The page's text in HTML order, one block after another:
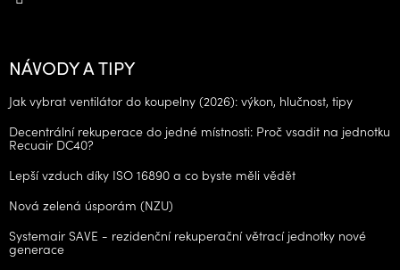
NÁVODY A TIPY
Jak vybrat ventilátor do koupelny (2026): výkon, hlučnost, tipy
Decentrální rekuperace do jedné místnosti: Proč vsadit na jednotku
Recuair DC40?
Lepší vzduch díky ISO 16890 a co byste měli vědět
Nová zelená úsporám (NZU)
Systemair SAVE - rezidenční rekuperační větrací jednotky nové
generace